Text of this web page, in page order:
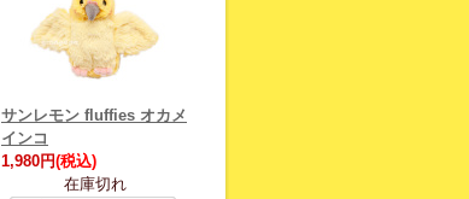
サンレモン fluffies オカメ
インコ
1,980円(税込)
在庫切れ